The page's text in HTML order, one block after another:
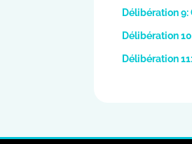
Délibération
Délibération
Délibération